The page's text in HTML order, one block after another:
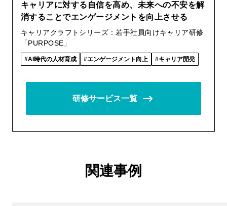
キャリアに対する自信を高め、未来への不安を解
消することでエンゲージメントを向上させる
キャリアクラフトシリーズ：若手社員向けキャリア研修
「PURPOSE」
AI時代の人材育成 エンゲージメント向上 キャリア開発
研修サービス一覧
関連事例